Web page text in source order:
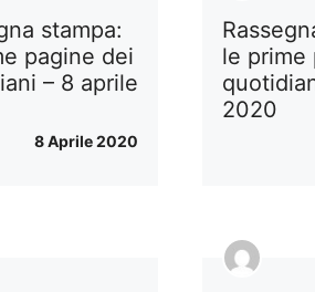
stampa:
pagine dei
– 8 aprile
8 Aprile 2020
le prime
2020